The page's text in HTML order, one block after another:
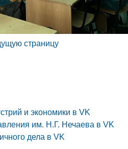
страницу
и экономики в VK
им. Н.Г. Нечаева в VK
дела в VK